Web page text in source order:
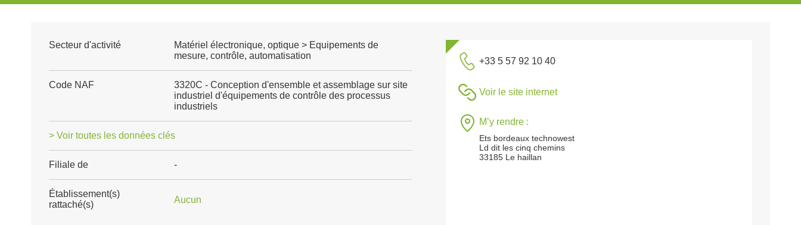
Secteur d'activité
Matériel électronique, optique > Equipements de
mesure, contrôle, automatisation
Code NAF
3320C - Conception d'ensemble et assemblage sur site
industriel d'équipements de contrôle des processus
industriels
> Voir toutes les données clés
Filiale de -
Établissement(s)
rattaché(s)
Aucun
+33 5 57 92 10 40
Voir le site internet
M’y rendre :
Ets bordeaux technowest
Ld dit les cinq chemins
33185 Le haillan